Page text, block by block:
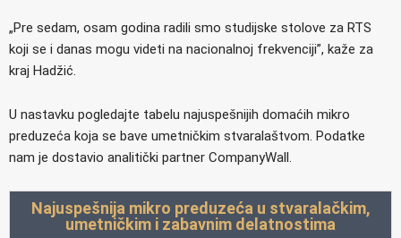
„Pre sedam, osam godina radili smo studijske stolove za RTS
koji se i danas mogu videti na nacionalnoj frekvenciji”, kaže za
kraj Hadžić.
U nastavku pogledajte tabelu najuspešnijih domaćih mikro
preduzeća koja se bave umetničkim stvaralaštvom. Podatke
nam je dostavio analitički partner CompanyWall.
Najuspešnija mikro preduzeća u stvaralačkim,
umetničkim i zabavnim delatnostima